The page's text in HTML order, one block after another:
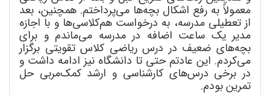
معمولاً به رفع اشکال بچهها میپرداختم. همچنین، بعد
از تعطیلی مدرسه، به درخواست همکلاسیها و با اجازه
مدیر یک ساعت اضافه در مدرسه میماندم و برای
بچههای ضعیف در درس ریاضی کلاس تقویتی برگزار
میکردم. این عادتم حتی تا دانشگاه نیز ادامه داشت و
در برخی درسهای کارشناسی و ارشد کمکمربی حل
تمرین بودم.